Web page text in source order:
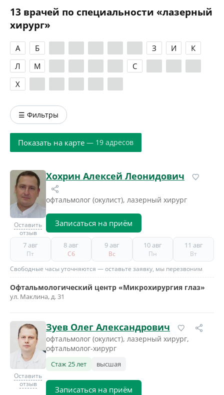
13 врачей по специальности «лазерный
хирург»
А Б З И
К
Л
М С
Х
☰ Фильтры
Показать на карте — 19 адресов
Оставить
отзыв
Хохрин Алексей Леонидович
офтальмолог (окулист), лазерный хирург
Записаться на приём
7 авг
Пт
8 авг
Сб
9 авг
Вс
10 авг
Пн
11 авг
Вт
Свободные часы уточняются — оставьте заявку, мы перезвоним
Офтальмологический центр «Микрохирургия глаз»
ул. Маклина, д. 31
Оставить
отзыв
Зуев Олег Александрович
офтальмолог (окулист), лазерный хирург,
офтальмолог-хирург
Стаж 25 лет высшая
Записаться на приём